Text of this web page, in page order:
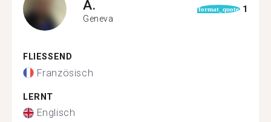
A.
Geneva
format_quote 1
FLIESSEND
Französisch
LERNT
Englisch